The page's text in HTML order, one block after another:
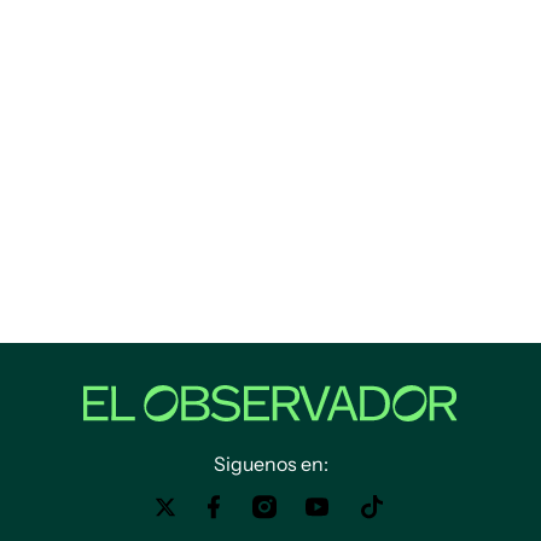
Siguenos en: